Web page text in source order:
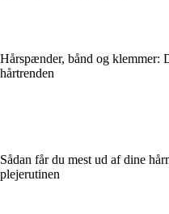
Hårspænder, bånd og klemmer:
hårtrenden
Sådan får du mest ud af dine
plejerutinen